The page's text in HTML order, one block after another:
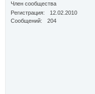
Член сообщества
Регистрация
12.02.2010
Сообщений
204